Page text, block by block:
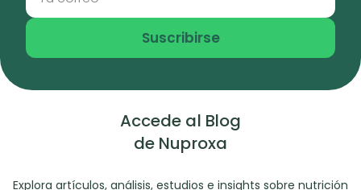
Suscribirse
Accede al Blog
de Nuproxa
Explora artículos, análisis, estudios e insights sobre nutrición